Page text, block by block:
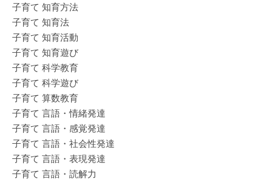
子育て 知育方法
子育て 知育法
子育て 知育活動
子育て 知育遊び
子育て 科学教育
子育て 科学遊び
子育て 算数教育
子育て 言語・情緒発達
子育て 言語・感覚発達
子育て 言語・社会性発達
子育て 言語・表現発達
子育て 言語・読解力